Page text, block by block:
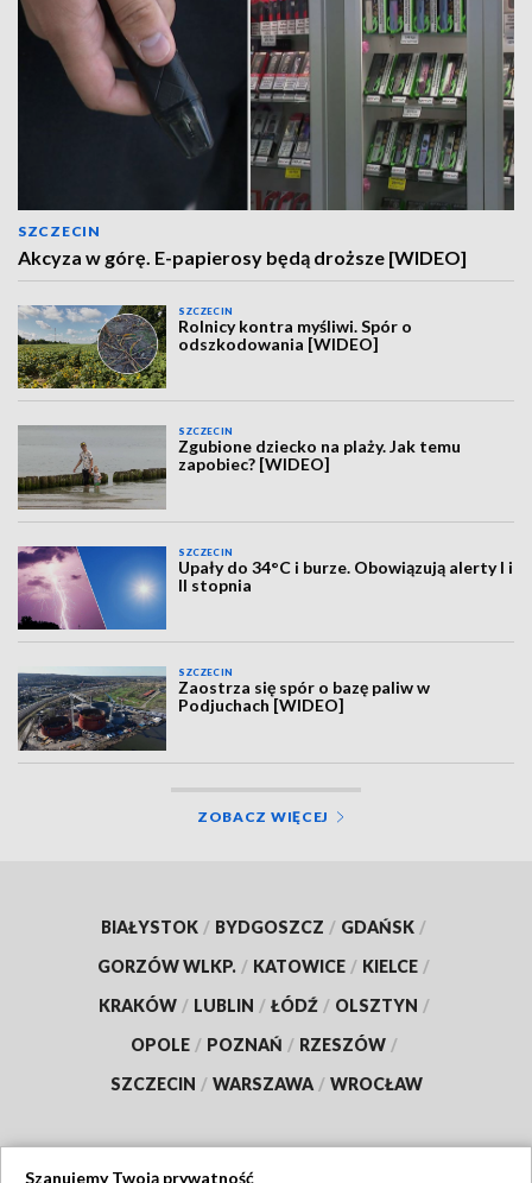
SZCZECIN
Akcyza w górę. E-papierosy będą droższe [WIDEO]
SZCZECIN
Rolnicy kontra myśliwi. Spór o
odszkodowania [WIDEO]
SZCZECIN
Zgubione dziecko na plaży. Jak temu
zapobiec? [WIDEO]
SZCZECIN
Upały do 34°C i burze. Obowiązują alerty I i
II stopnia
SZCZECIN
Zaostrza się spór o bazę paliw w
Podjuchach [WIDEO]
ZOBACZ WIĘCEJ
BIAŁYSTOK / BYDGOSZCZ / GDAŃSK /
GORZÓW WLKP. / KATOWICE / KIELCE /
KRAKÓW / LUBLIN / ŁÓDŹ / OLSZTYN /
OPOLE / POZNAŃ / RZESZÓW /
SZCZECIN / WARSZAWA / WROCŁAW
Szanujemy Twoją prywatność